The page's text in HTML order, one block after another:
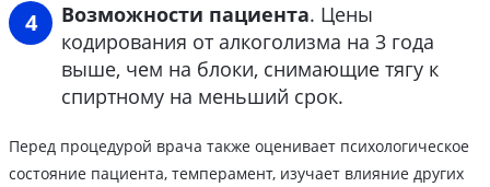
Возможности пациента. Цены
кодирования от алкоголизма на 3 года
выше, чем на блоки, снимающие тягу к
спиртному на меньший срок.
Перед процедурой врача также оценивает психологическое
состояние пациента, темперамент, изучает влияние других